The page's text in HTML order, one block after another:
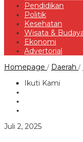
Pendidikan
Politik
Kesehatan
Wisata &
Ekonomi
Advertorial
Homepage / Daerah /
Ikuti Kami
Juli 2, 2025oleh